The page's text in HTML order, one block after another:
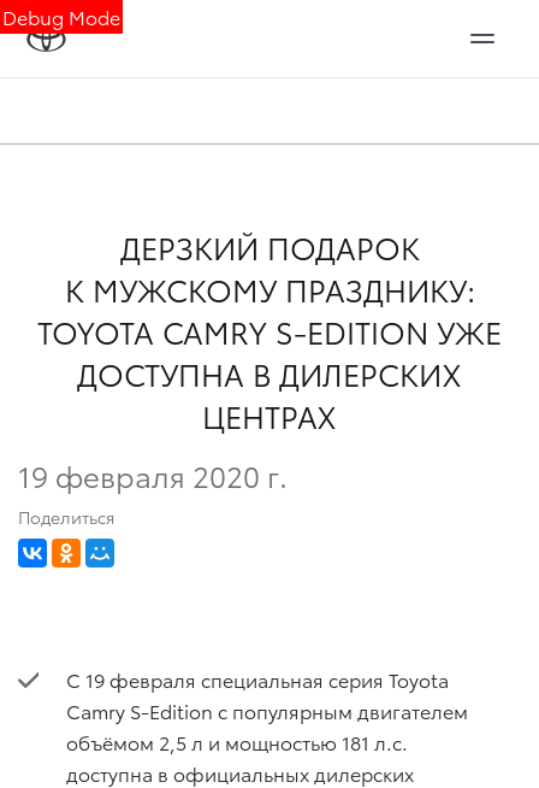
Debug Mode
ДЕРЗКИЙ ПОДАРОК
К МУЖСКОМУ ПРАЗДНИКУ:
TOYOTA CAMRY S-EDITION УЖЕ
ДОСТУПНА В ДИЛЕРСКИХ
ЦЕНТРАХ
19 февраля 2020 г.
Поделиться
С 19 февраля специальная серия Toyota
Camry S-Edition с популярным двигателем
объёмом 2,5 л и мощностью 181 л.с.
доступна в официальных дилерских